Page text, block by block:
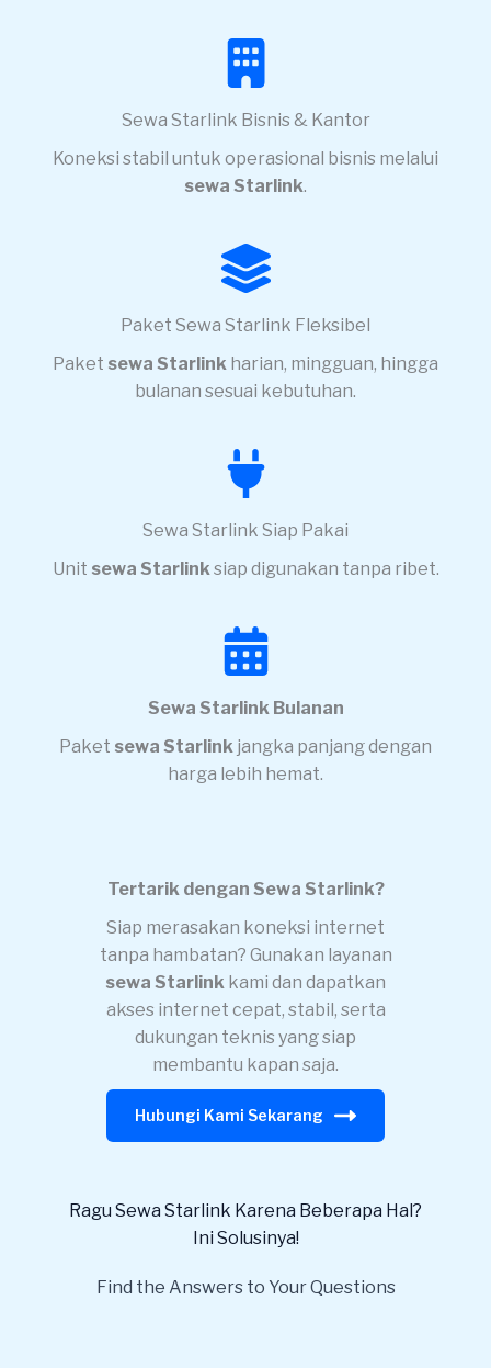
Sewa Starlink Bisnis & Kantor
Koneksi stabil untuk operasional bisnis melalui
sewa Starlink.
Paket Sewa Starlink Fleksibel
Paket sewa Starlink harian, mingguan, hingga
bulanan sesuai kebutuhan.
Sewa Starlink Siap Pakai
Unit sewa Starlinksiap digunakan tanpa ribet.
Sewa Starlink Bulanan
Paket sewa Starlink jangka panjang dengan
harga lebih hemat.
Tertarik dengan Sewa Starlink?
Siap merasakan koneksi internet
tanpa hambatan? Gunakan layanan
sewa Starlink kami dan dapatkan
akses internet cepat, stabil, serta
dukungan teknis yang siap
membantu kapan saja.
Hubungi Kami Sekarang
Ragu Sewa Starlink Karena Beberapa Hal?
Ini Solusinya!
Find the Answers to Your Questions